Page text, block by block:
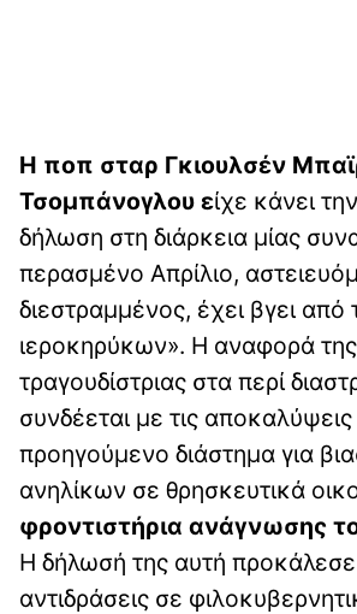
Η ποπ σταρ Γκιουλσέν
Τσομπάνογλου είχε κάνει
δήλωση στη διάρκεια μίας
περασμένο Απρίλιο,
διεστραμμένος, έχει βγει από
ιεροκηρύκων». Η αναφορά της
τραγουδίστριας στα περί
συνδέεται με τις αποκαλύψεις
προηγούμενο διάστημα για
ανηλίκων σε θρησκευτικά
φροντιστήρια ανάγνωσης
Η δήλωσή της αυτή
αντιδράσεις σε